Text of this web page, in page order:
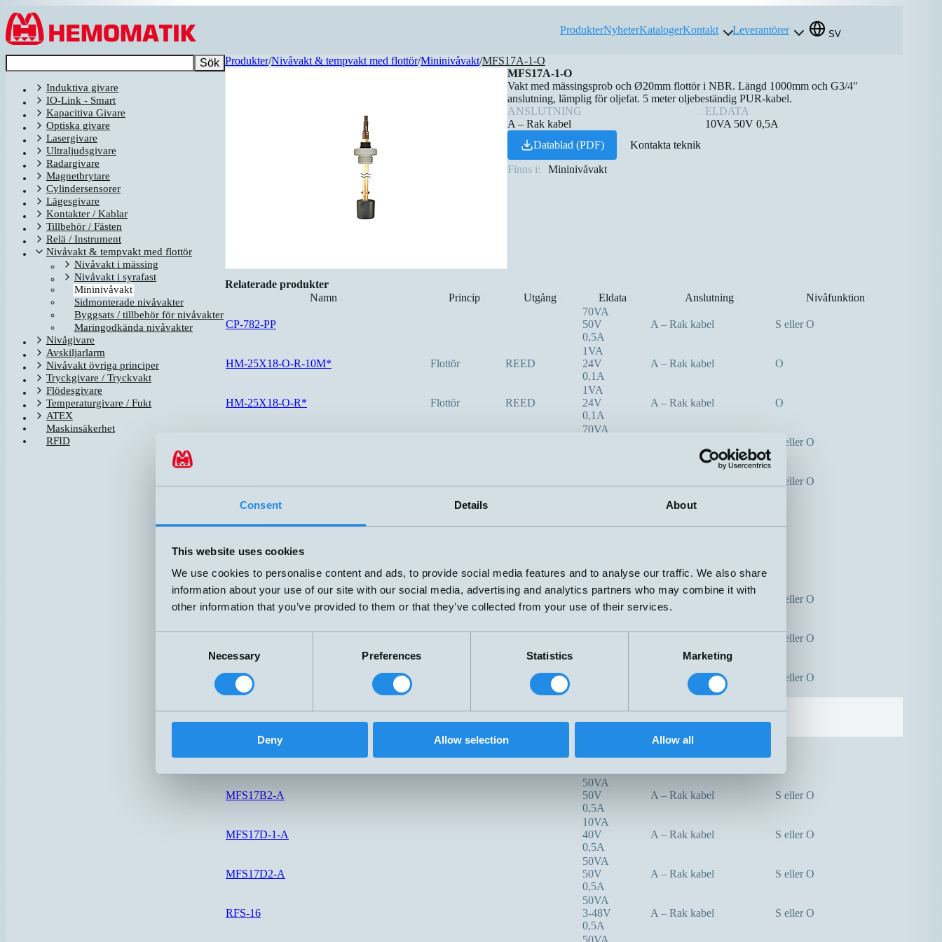
Consent Details About
This website uses cookies
We use cookies to personalise content and ads, to provide social media features and to analyse our traffic. We also share
information about your use of our site with our social media, advertising and analytics partners who may combine it with
other information that you’ve provided to them or that they’ve collected from your use of their services.
Necessary Preferences Statistics Marketing
Deny Allow selection Allow all
Hoppa till innehållet
ProdukterNyheterKatalogerKontakt Leverantörer SV
Sök
Induktiva givare
IO-Link - Smart
Kapacitiva Givare
Optiska givare
Lasergivare
Ultraljudsgivare
Radargivare
Magnetbrytare
Cylindersensorer
Lägesgivare
Kontakter / Kablar
Tillbehör / Fästen
Relä / Instrument
Nivåvakt & tempvakt med flottör
Nivåvakt i mässing
Nivåvakt i syrafast
Mininivåvakt
Sidmonterade nivåvakter
Byggsats / tillbehör för nivåvakter
Maringodkända nivåvakter
Nivågivare
Avskiljarlarm
Nivåvakt övriga principer
Tryckgivare / Tryckvakt
Flödesgivare
Temperaturgivare / Fukt
ATEX
Maskinsäkerhet
RFID
Produkter/Nivåvakt & tempvakt med flottör/Mininivåvakt/MFS17A-1-O
MFS17A-1-O
Vakt med mässingsprob och Ø20mm flottör i NBR. Längd 1000mm och G3/4"
anslutning, lämplig för oljefat. 5 meter oljebeständig PUR-kabel.
ANSLUTNING
A – Rak kabel
ELDATA
10VA 50V 0,5A
Datablad (PDF)
Kontakta teknik
Finns i: Mininivåvakt
Relaterade produkter
Namn
Princip⇅ Utgång Eldata Anslutning⇅ Nivåfunktion
CP-782-PP
70VA
50V
0,5A
A – Rak kabel S eller O
HM-25X18-O-R-10M* Flottör REED
1VA
24V
0,1A
A – Rak kabel O
HM-25X18-O-R* Flottör REED
1VA
24V
0,1A
A – Rak kabel O
70VA
S eller O
S eller O
1A
HM57-BFJ-A-5M
80VA
50V
1,3A
A – Rak kabel S eller O
S eller O
HS28-A-PUR-5M A – Rak kabel S eller O
MFS17A-1-S
50V
A – Rak kabel
MFS17B2-A
50VA
50V
0,5A
A – Rak kabel S eller O
MFS17D-1-A
10VA
40V
0,5A
A – Rak kabel S eller O
MFS17D2-A
50VA
50V
0,5A
A – Rak kabel S eller O
RFS-16
50VA
3-48V
0,5A
A – Rak kabel S eller O